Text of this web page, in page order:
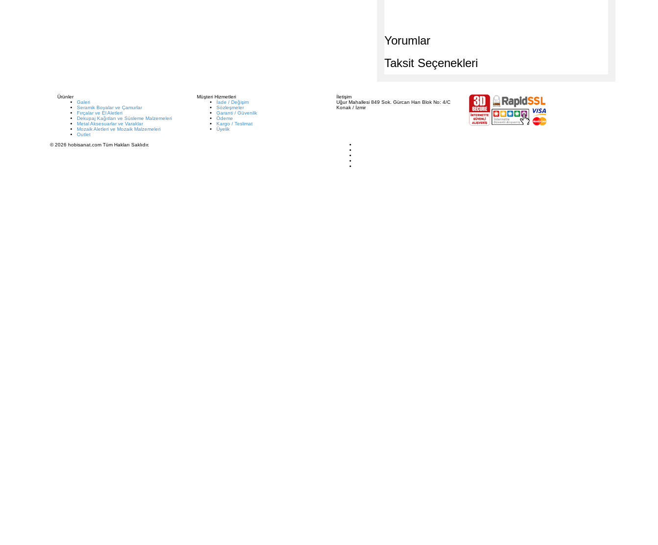
Yorumlar
Taksit Seçenekleri
Ürünler
Galeri
Seramik Boyalar ve Çamurlar
Fırçalar ve El Aletleri
Dekupaj Kağıtları ve Süsleme Malzemeleri
Metal Aksesuarlar ve Varaklar
Mozaik Aletleri ve Mozaik Malzemeleri
Outlet
Müşteri Hizmetleri
İade / Değişim
Sözleşmeler
Garanti / Güvenlik
Ödeme
Kargo / Teslimat
Üyelik
İletişim
Uğur Mahallesi 849 Sok. Gürcan Han Blok No: 4/C
Konak / İzmir
© 2026 hobisanat.com Tüm Hakları Saklıdır.